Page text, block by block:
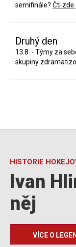
semifinále? Čti zde.
Druhý den
13.8. - Týmy za
skupiny
HISTORIE
Ivan
něj
VÍCE O